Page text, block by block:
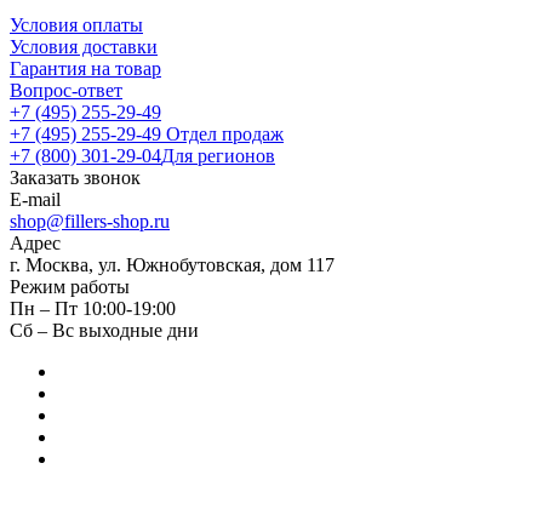
Условия оплаты
Условия доставки
Гарантия на товар
Вопрос-ответ
+7 (495) 255-29-49
+7 (495) 255-29-49 Отдел продаж
+7 (800) 301-29-04Для регионов
Заказать звонок
E-mail
shop@fillers-shop.ru
Адрес
г. Москва, ул. Южнобутовская, дом 117
Режим работы
Пн – Пт 10:00-19:00
Сб – Вс выходные дни